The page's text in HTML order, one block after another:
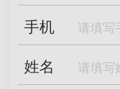
手机
姓名